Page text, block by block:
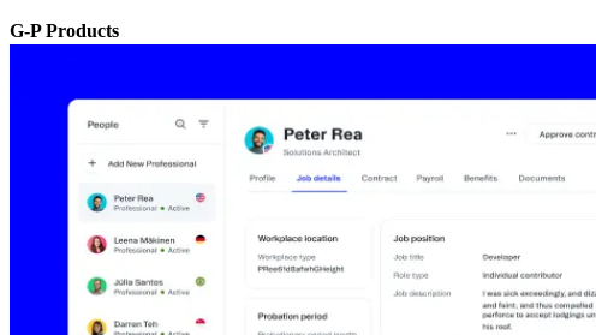
G-P Products​​